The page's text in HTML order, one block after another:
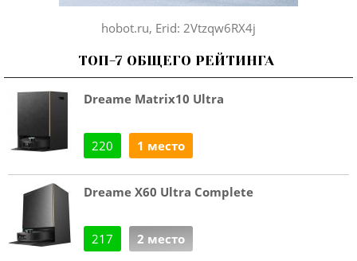
hobot.ru, Erid: 2Vtzqw6RX4j
ТОП-7 ОБЩЕГО РЕЙТИНГА
Dreame Matrix10 Ultra
220 1 место
Dreame X60 Ultra Complete
217 2 место